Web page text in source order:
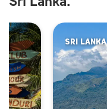
SRI LANKA